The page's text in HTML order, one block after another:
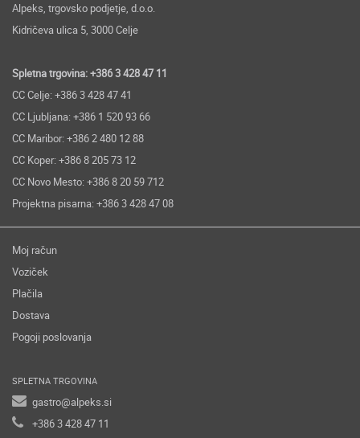
Alpeks, trgovsko podjetje, d.o.o.
Kidričeva ulica 5, 3000 Celje
Spletna trgovina: +386 3 428 47 11
CC Celje: +386 3 428 47 41
CC Ljubljana: +386 1 520 93 66
CC Maribor: +386 2 480 12 88
CC Koper: +386 8 205 73 12
CC Novo Mesto: +386 8 20 59 712
Projektna pisarna: +386 3 428 47 08
Moj račun
Voziček
Plačila
Dostava
Pogoji poslovanja
SPLETNA TRGOVINA
gastro@alpeks.si
+386 3 428 47 11